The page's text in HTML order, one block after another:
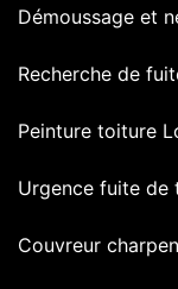
Démoussage et
Recherche de
Peinture toiture
Urgence fuite de
Couvreur